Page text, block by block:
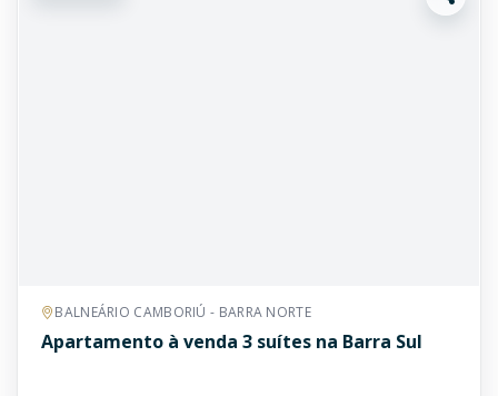
BALNEÁRIO CAMBORIÚ - BARRA NORTE
Apartamento à venda 3 suítes na Barra Sul